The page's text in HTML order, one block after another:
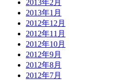
2013年2月
2013年1月
2012年12月
2012年11月
2012年10月
2012年9月
2012年8月
2012年7月